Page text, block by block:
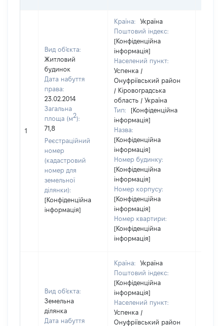
1
Вид об'єкта:
Житловий
будинок
Дата набуття
права:
23.02.2014
Загальна
площа (м2):
71,8
Реєстраційний
номер
(кадастровий
номер для
земельної
ділянки):
[Конфіденційна
інформація]
Країна:
Україна
Поштовий індекс:
[Конфіденційна
інформація]
Населений пункт:
Успенка /
Онуфріївський район
/ Кіровоградська
область / Україна
Тип:
[Конфіденційна
інформація]
Назва:
[Конфіденційна
інформація]
Номер будинку:
[Конфіденційна
інформація]
Номер корпусу:
[Конфіденційна
інформація]
Номер квартири:
[Конфіденційна
інформація]
Вид об'єкта:
Земельна
ділянка
Дата набуття
Країна:
Україна
Поштовий індекс:
[Конфіденційна
інформація]
Населений пункт:
Успенка /
Онуфріївський район